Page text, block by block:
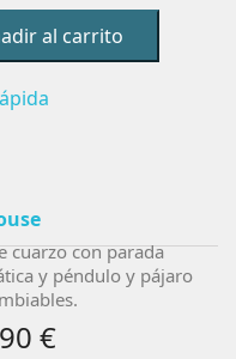
al carrito
cuarzo con parada
y péndulo y pájaro
€